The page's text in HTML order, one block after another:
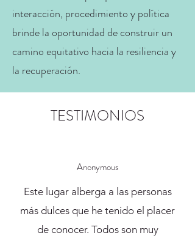
interacción, procedimiento y política
brinde la oportunidad de construir un
camino equitativo hacia la resiliencia y
la recuperación.
TESTIMONIOS
Anonymous
Este lugar alberga a las personas
más dulces que he tenido el placer
de conocer. Todos son muy